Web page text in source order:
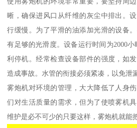
晰，确保进风口从纤维的灰尘中排出。
行缓慢。为了平滑的油添加光滑的设备
有足够的光滑度。设备运行时间为2000
利停机。经常检查设备部件的强度，如
造成事故。水管的衔接必须紧凑，以免泄
雾炮机对环境的管理，大大降低了人身
们对生活质量的需求，但为了使喷雾机
维护是必不可少的只要这样，雾炮机就能